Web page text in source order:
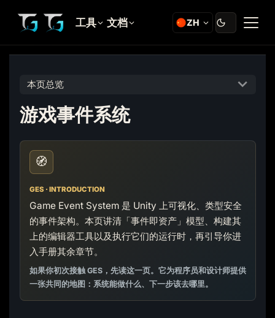
工具 文档 ZH
本页总览
游戏事件系统
🧭
GES · INTRODUCTION
Game Event System 是 Unity 上可视化、类型安全
的事件架构。本页讲清「事件即资产」模型、构建其
上的编辑器工具以及执行它们的运行时，再引导你进
入手册其余章节。
如果你初次接触 GES，先读这一页。它为程序员和设计师提供
一张共同的地图：系统能做什么、下一步该去哪里。